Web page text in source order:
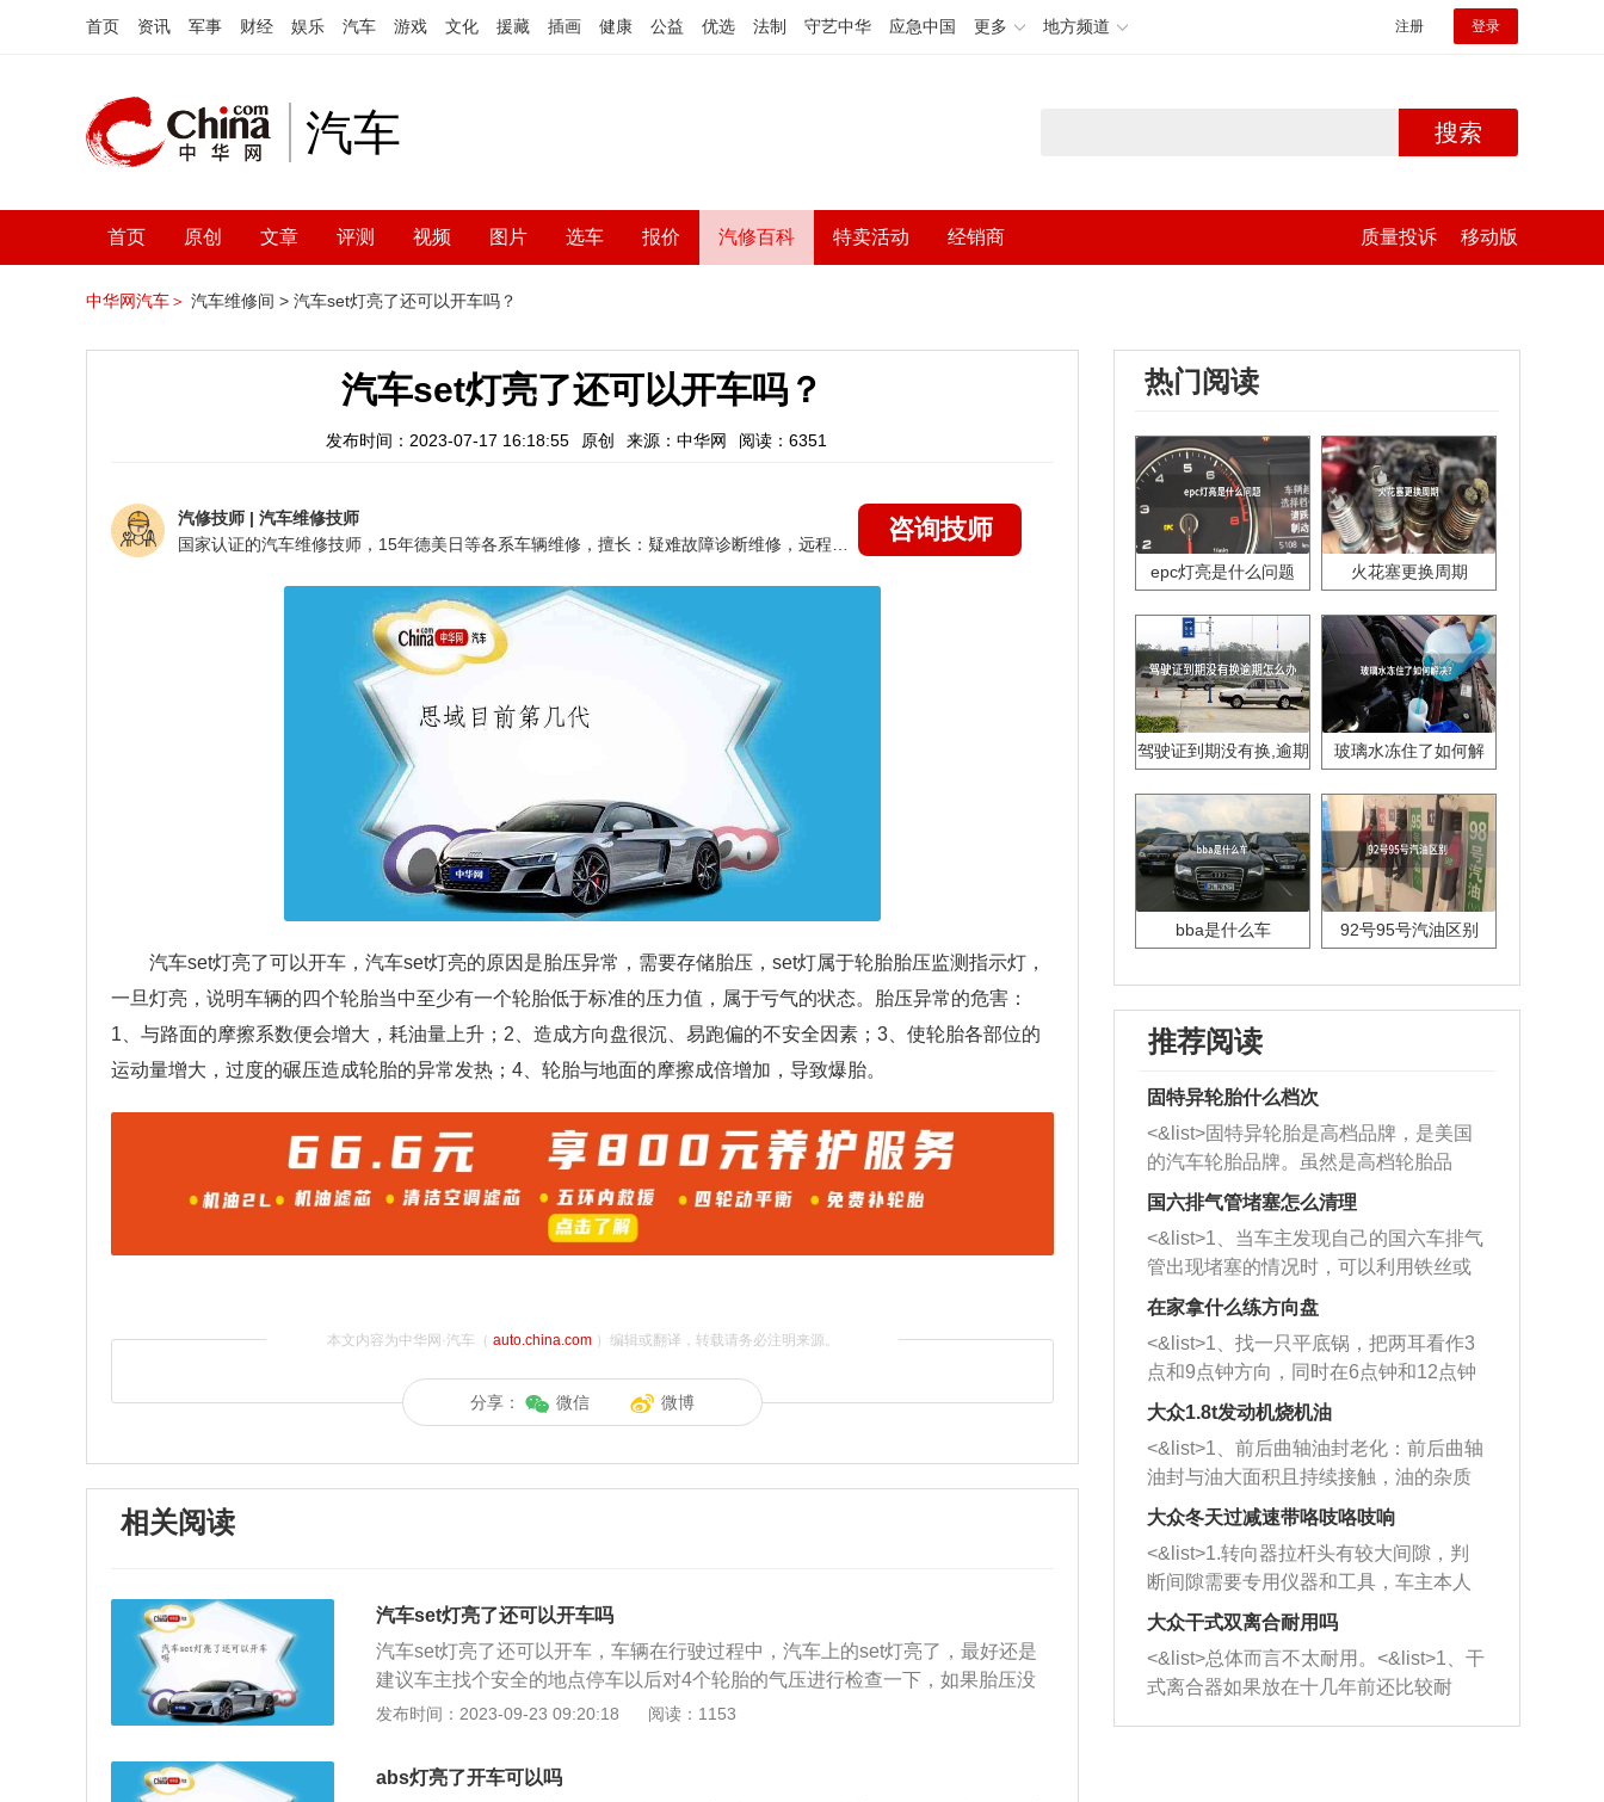
首页 资讯 军事 财经 娱乐 汽车 游戏 文化 援藏 插画 健康 公益 优选 法制 守艺中华 应急中国 更多 地方频道 注册 登录
汽车 搜索
首页 原创 文章 评测 视频 图片 选车 报价 汽修百科 特卖活动 经销商 质量投诉 移动版
中华网汽车＞ 汽车维修间 > 汽车set灯亮了还可以开车吗？
汽车set灯亮了还可以开车吗？
发布时间：2023-07-17 16:18:55 原创 来源：中华网 阅读：6351
汽修技师 | 汽车维修技师
咨询技师
汽车set灯亮了可以开车，汽车set灯亮的原因是胎压异常，需要存储胎压，set灯属于轮胎胎压监测指示灯，
一旦灯亮，说明车辆的四个轮胎当中至少有一个轮胎低于标准的压力值，属于亏气的状态。胎压异常的危害：
1、与路面的摩擦系数便会增大，耗油量上升；2、造成方向盘很沉、易跑偏的不安全因素；3、使轮胎各部位的
运动量增大，过度的碾压造成轮胎的异常发热；4、轮胎与地面的摩擦成倍增加，导致爆胎。
本文内容为中华网·汽车（ auto.china.com）编辑或翻译，转载请务必注明来源。
分享： 微信 微博
相关阅读
汽车set灯亮了还可以开车吗
汽车set灯亮了还可以开车，车辆在行驶过程中，汽车上的set灯亮了，最好还是
建议车主找个安全的地点停车以后对4个轮胎的气压进行检查一下，如果胎压没
有异常，可以继续进行行驶，如果胎压出现异常，要及时补充气体或者是更换备
t灯亮起后，仪表盘上的胎压监测报警灯也会亮起，当驾驶员确认了轮胎胎压不足
发布时间：2023-09-23 09:20:18 阅读：1153
abs灯亮了开车可以吗
热门阅读
epc灯亮是什么问题 火花塞更换周期
驾驶证到期没有换,逾期
玻璃水冻住了如何解
bba是什么车 92号95号汽油区别
推荐阅读
固特异轮胎什么档次
<&list>固特异轮胎是高档品牌，是美国
的汽车轮胎品牌。虽然是高档轮胎品
牌，但是中高低端的轮胎都有生产，这
也是为了更好的开拓市场。
国六排气管堵塞怎么清理
<&list>1、当车主发现自己的国六车排气
管出现堵塞的情况时，可以利用铁丝或
者是细棍，直接将杂物给取出来，如果
堵塞情况比较严重，也可以采取应急措
施。 <&list>2、直接利用木棍将所有的
杂物推到排气管里面的位置处，然后将
三元催化器拆解开，就可以将堵塞的东
西取出来。但如果是因为积碳过多引起
的堵塞，就需要将三元催化器泡在草酸
洗剂对堵塞的情况得到解决，将清洗剂
放在燃油箱中，与燃油混合后，车辆启
动时，就可以和汽油一起进入到燃烧
室，最后形成废气排出，就可以让三元
催化器得到清洗，排气管堵塞的情况就
能够得到解决。
在家拿什么练方向盘
<&list>1、找一只平底锅，把两耳看作3
点和9点钟方向，同时在6点钟和12点钟
方向做一个标记。 <&list>2、双手握住
一圈半的练习，往右同样也要打相同的
圈数。 <&list>3、最后强调要反复练
习，这样就可以形成肌肉记忆，在真实
驾驶车辆时，不需要记忆也能打好方
向。
大众1.8t发动机烧机油
<&list>1、前后曲轴油封老化：前后曲轴
油封与油大面积且持续接触，油的杂质
和发动机内持续温度变化使其密封效果
逐渐减弱，导致渗油或漏油。<&list>2、
活塞间隙过大：积碳会使活塞环与缸体
的间隙扩大，导致机油流入燃烧室中，
造成烧机油。<&list>3、机油粘度。使用
机油粘度过小的话，同样会有烧机油现
象，机油粘度过小具有很好的流动性，
大众冬天过减速带咯吱咯吱响
<&list>1.转向器拉杆头有较大间隙，判
断间隙需要专用仪器和工具，车主本人
无法制作，需要将车辆送到修理厂或4s
店；<&list>2.车辆半轴套管防尘罩破
裂，破裂后会出现漏油现象，使半轴磨
损严重，磨损的半轴容易损坏，产生异
响；<&list>3.稳定器的转向胶套和球头
大众干式双离合耐用吗
<&list>总体而言不太耐用。<&list>1、干
式离合器如果放在十几年前还比较耐